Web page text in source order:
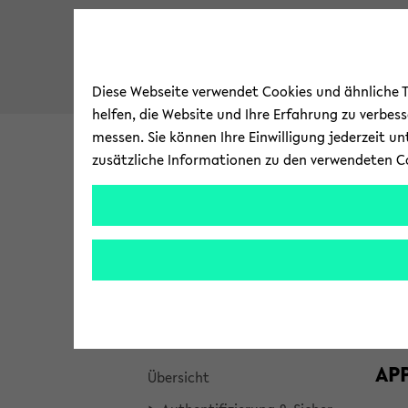
Uni­ver­si­tät For­schung
wechseln
Über­sicht
über­
und
zum
Diese Webseite verwendet Cookies und
helfen, die Website und Ihre Erfahrung zu
messen. Sie können Ihre Einwilligung jederzeit
zusätzliche Informationen zu den verwendeten